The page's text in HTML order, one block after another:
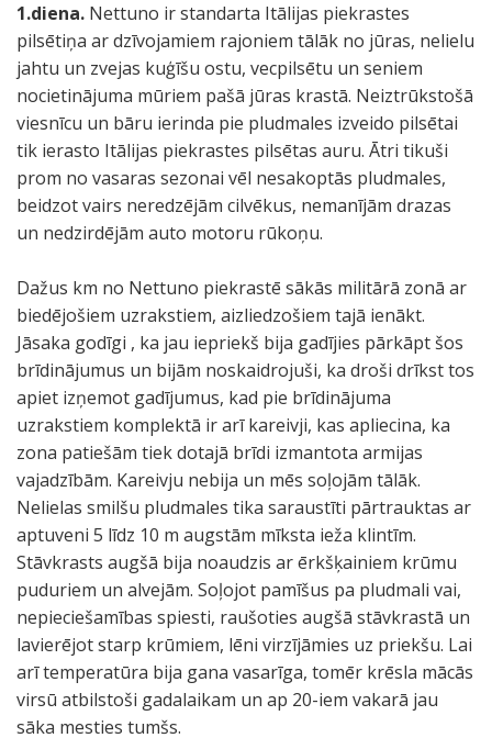
1.diena. Nettuno ir standarta Itālijas piekrastes
pilsētiņa ar dzīvojamiem rajoniem tālāk no jūras, nelielu
jahtu un zvejas kuģīšu ostu, vecpilsētu un seniem
nocietinājuma mūriem pašā jūras krastā. Neiztrūkstošā
viesnīcu un bāru ierinda pie pludmales izveido pilsētai
tik ierasto Itālijas piekrastes pilsētas auru. Ātri tikuši
prom no vasaras sezonai vēl nesakoptās pludmales,
beidzot vairs neredzējām cilvēkus, nemanījām drazas
un nedzirdējām auto motoru rūkoņu.
Dažus km no Nettuno piekrastē sākās militārā zonā ar
biedējošiem uzrakstiem, aizliedzošiem tajā ienākt.
Jāsaka godīgi , ka jau iepriekš bija gadījies pārkāpt šos
brīdinājumus un bijām noskaidrojuši, ka droši drīkst tos
apiet izņemot gadījumus, kad pie brīdinājuma
uzrakstiem komplektā ir arī kareivji, kas apliecina, ka
zona patiešām tiek dotajā brīdi izmantota armijas
vajadzībām. Kareivju nebija un mēs soļojām tālāk.
Nelielas smilšu pludmales tika saraustīti pārtrauktas ar
aptuveni 5 līdz 10 m augstām mīksta ieža klintīm.
Stāvkrasts augšā bija noaudzis ar ērkšķainiem krūmu
puduriem un alvejām. Soļojot pamīšus pa pludmali vai,
nepieciešamības spiesti, raušoties augšā stāvkrastā un
lavierējot starp krūmiem, lēni virzījāmies uz priekšu. Lai
arī temperatūra bija gana vasarīga, tomēr krēsla mācās
virsū atbilstoši gadalaikam un ap 20-iem vakarā jau
sāka mesties tumšs.